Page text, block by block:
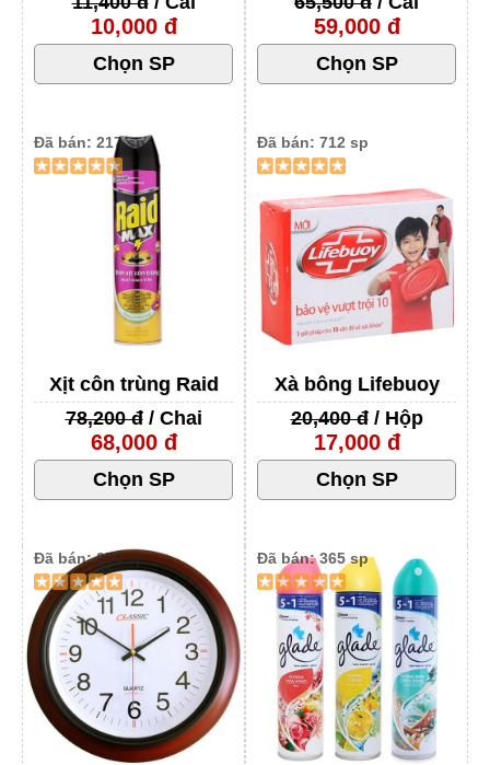
59,000 đ
10,000 đ
Xà bông Lifebuoy
20,400 đ/ Hộp
17,000 đ
Đã bán: 712 sp
Xịt côn trùng Raid
78,200 đ/ Chai
68,000 đ
Đã bán: 217 sp
Đã bán: 365 sp
Đã bán: 254 sp